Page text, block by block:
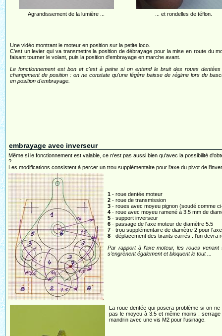
Agrandissement de la lumière ... ... et rondelles de téflon.
Une vidéo montrant le moteur en position sur la petite loco.
C'est un levier qui va transmettre la position de débrayage pour la mise en route du
faisant tourner le volant, puis la position d'embrayage en marche avant.
Le fonctionnement est bon et c'est à peine si on entend le bruit des roues
changement de position : on ne constate qu'une légère baisse de régime lors du
en position d'embrayage.
embrayage avec inverseur
Même si le fonctionnement est valable, ce n'est pas aussi bien qu'avec la possibilité
?
Les modifications consistent à percer un trou supplémentaire pour l'axe du pivot de
1 - roue dentée moteur
2 - roue de transmission
3 - roues avec moyeu pignon (soudé comme
4 - roue avec moyeu ramené à 3.5 mm de
5 - support inverseur
6 - passage de l'axe moteur de diamètre 5.5
7 - trou supplémentaire de diamètre 2 pour
8 - déplacement des tirants carrés : l'un devra
Par rapport à l'axe moteur, les roues
s'engrènent également et bloquent le tout ...
La roue dentée qui posera problème si on ne
pas le moyeu à 3.5 et même moins : serrage
mandrin avec une vis M2 pour l'usinage.